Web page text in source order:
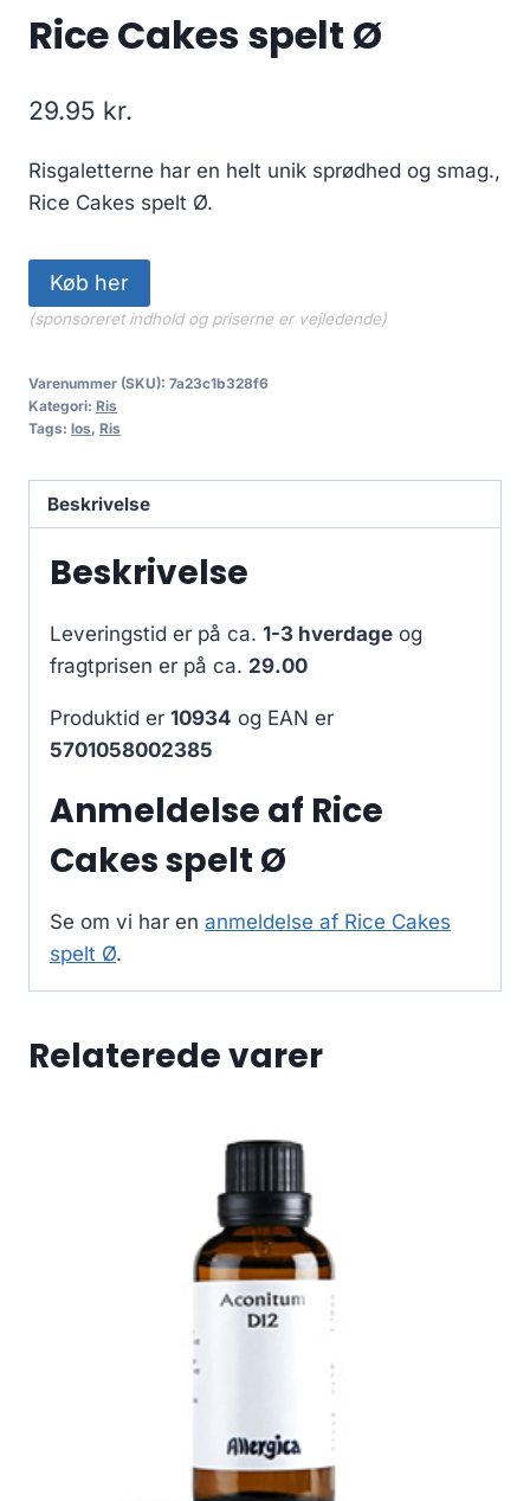
Rice Cakes spelt Ø
29.95 kr.
Risgaletterne har en helt unik sprødhed og smag.,
Rice Cakes spelt Ø.
Køb her
(sponsoreret indhold og priserne er vejledende)
Varenummer (SKU): 7a23c1b328f6
Kategori: Ris
Tags: los, Ris
Beskrivelse
Beskrivelse
Leveringstid er på ca. 1-3 hverdage og
fragtprisen er på ca. 29.00
Produktid er 10934 og EAN er
5701058002385
Anmeldelse af Rice
Cakes spelt Ø
Se om vi har en anmeldelse af Rice Cakes
spelt Ø.
Relaterede varer